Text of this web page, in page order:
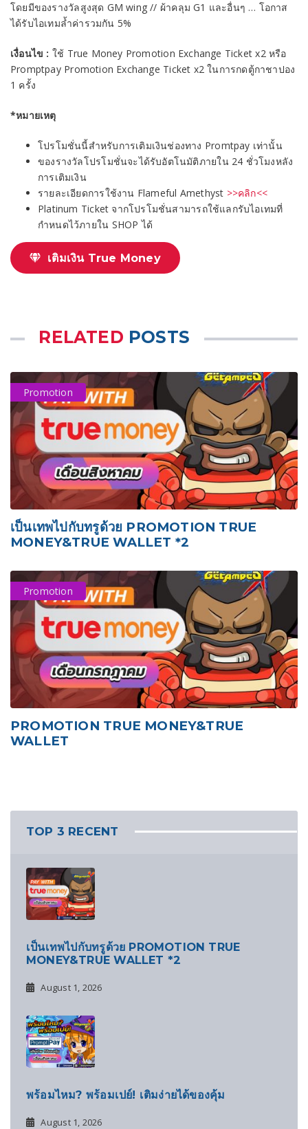
โดยมีของรางวัลสูงสุด GM wing // ผ้าคลุม G1 และอื่นๆ … โอกาส
ได้รับไอเทมล้ำค่ารวมกัน 5%
เงื่อนไข : ใช้ True Money Promotion Exchange Ticket x2 หรือ
Promptpay Promotion Exchange Ticket x2 ในการกดตู้กาชาปอง
1 ครั้ง
*หมายเหตุ
โปรโมชั่นนี้สำหรับการเติมเงินช่องทาง Promtpay เท่านั้น
ของรางวัลโปรโมชั่นจะได้รับอัตโนมัติภายใน 24 ชั่วโมงหลัง
การเติมเงิน
รายละเอียดการใช้งาน Flameful Amethyst >>คลิก<<
Platinum Ticket จากโปรโมชั่นสามารถใช้แลกรับไอเทมที่
กำหนดไว้ภายใน SHOP ได้
เติมเงิน True Money
RELATED POSTS
Promotion
เป็นเทพไปกับทรูด้วย PROMOTION TRUE
MONEY&TRUE WALLET *2
Promotion
PROMOTION TRUE MONEY&TRUE
WALLET
TOP 3 RECENT
เป็นเทพไปกับทรูด้วย PROMOTION TRUE
MONEY&TRUE WALLET *2
August 1, 2026
พร้อมไหม? พร้อมเปย์! เติมง่ายได้ของคุ้ม
August 1, 2026